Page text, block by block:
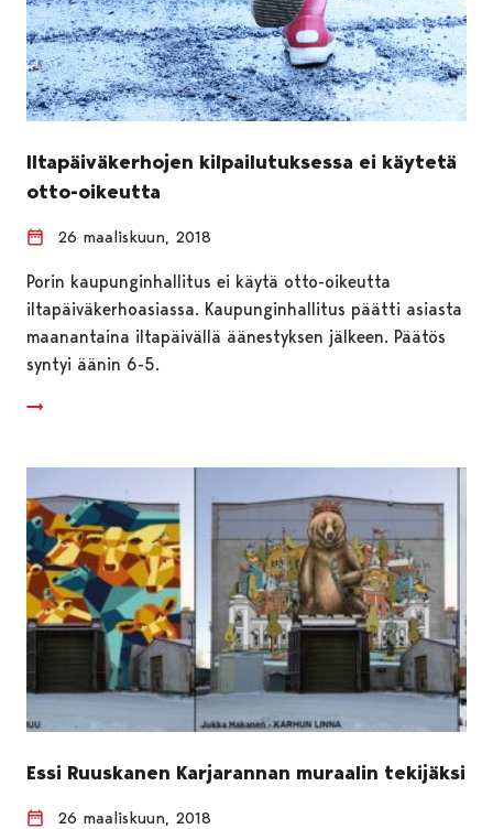
Iltapäiväkerhojen kilpailutuksessa ei käytetä
otto-oikeutta
26 maaliskuun, 2018
Porin kaupunginhallitus ei käytä otto-oikeutta
iltapäiväkerhoasiassa. Kaupunginhallitus päätti asiasta
maanantaina iltapäivällä äänestyksen jälkeen. Päätös
syntyi äänin 6-5.
Essi Ruuskanen Karjarannan muraalin tekijäksi
26 maaliskuun, 2018